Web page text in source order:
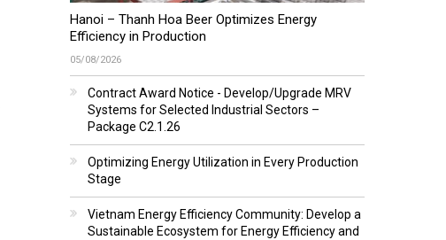
Hanoi – Thanh Hoa Beer Optimizes Energy
Efficiency in Production
05/08/2026
Contract Award Notice - Develop/Upgrade MRV
Systems for Selected Industrial Sectors –
Package C2.1.26
Optimizing Energy Utilization in Every Production
Stage
Vietnam Energy Efficiency Community: Develop a
Sustainable Ecosystem for Energy Efficiency and